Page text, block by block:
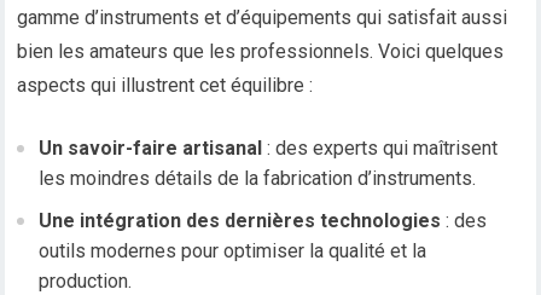
gamme d’instruments et d’équipements qui satisfait aussi
bien les amateurs que les professionnels. Voici quelques
aspects qui illustrent cet équilibre :
Un savoir-faire artisanal : des experts qui maîtrisent
les moindres détails de la fabrication d’instruments.
Une intégration des dernières technologies : des
outils modernes pour optimiser la qualité et la
production.